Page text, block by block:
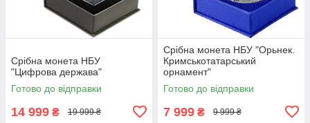
Срібна монета НБУ
"Цифрова держава"
Готово до відправки
14 999 ₴ 19 999 ₴
Срібна монета НБУ "Орьнек.
Кримськотатарський
орнамент"
Готово до відправки
7 999 ₴ 9 999 ₴